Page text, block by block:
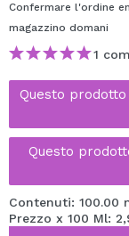
Confermare l'ordine
magazzino domani
1
Questo
Questo
Contenuti: 100.00
Prezzo x 100 Ml: